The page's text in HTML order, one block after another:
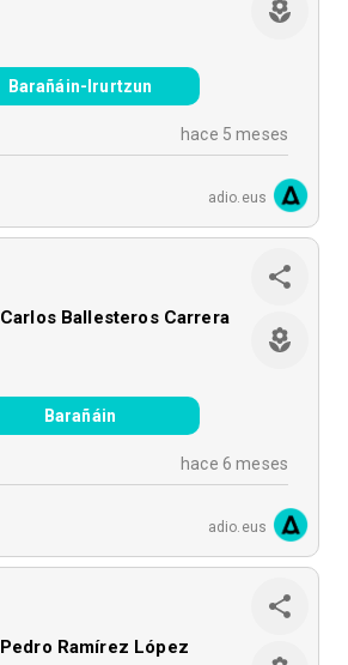
Barañáin-Irurtzun
hace 5 meses
adio.eus
Carlos Ballesteros Carrera
Barañáin
hace 6 meses
adio.eus
Pedro Ramírez López